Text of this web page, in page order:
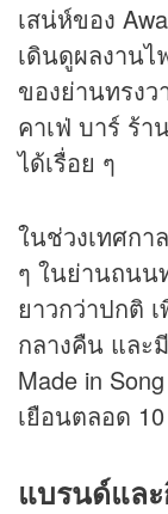
เสน่ห์ของ
เดินดูผลงานไ
ของย่านทรงว
คาเฟ่ บาร์ ร้า
ได้เรื่อย ๆ
ในช่วงเทศกา
ๆ ในย่านถนน
ยาวกว่าปกติ
กลางคืน และ
Made in
เยือนตลอด
แบรนด์แล